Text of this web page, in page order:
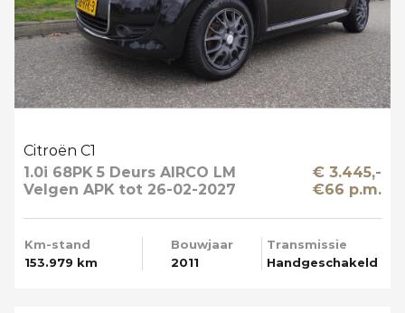
Citroën C1
1.0i 68PK 5 Deurs AIRCO LM
Velgen APK tot 26-02-2027
€ 3.445,-
€66 p.m.
Km-stand
153.979 km
Bouwjaar
2011
Transmissie
Handgeschakeld